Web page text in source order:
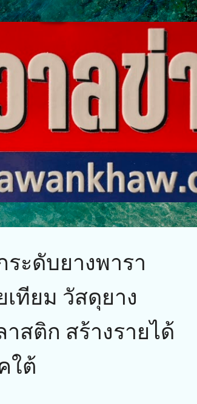
ข้ามไปที่เนื้อหาหลัก
ะดับยางพารา
ทียม วัสดุยาง
สติก สร้างรายได้
ใต้